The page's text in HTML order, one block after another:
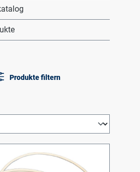
Produkte filtern